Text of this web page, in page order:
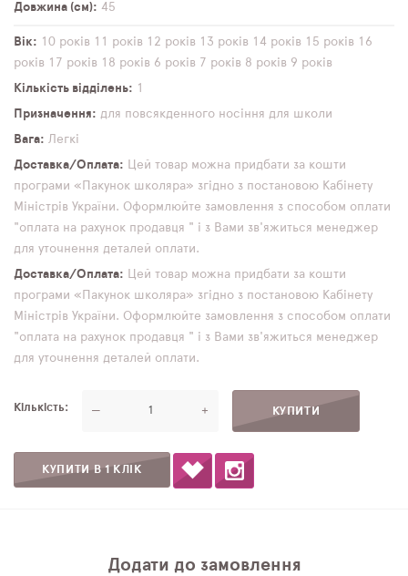
Довжина (см)
45
Вік 10 років 11 років 12 років 13 років 14 років 15 років 16
років 17 років 18 років 6 років 7 років 8 років 9 років
Кількість відділень
1
Призначення
для повсякденного носіння для школи
Вага
Легкі
Доставка/Оплата
Цей товар можна придбати за кошти
програми «Пакунок школяра» згідно з постановою Кабінету
Міністрів України. Оформлюйте замовлення з способом оплати
"оплата на рахунок продавця " і з Вами зв'яжиться менеджер
для уточнення деталей оплати.
Доставка/Оплата
Цей товар можна придбати за кошти
програми «Пакунок школяра» згідно з постановою Кабінету
Міністрів України. Оформлюйте замовлення з способом оплати
"оплата на рахунок продавця " і з Вами зв'яжиться менеджер
для уточнення деталей оплати.
Кількість — +
КУПИТИ В 1 КЛІК
Додати до замовлення